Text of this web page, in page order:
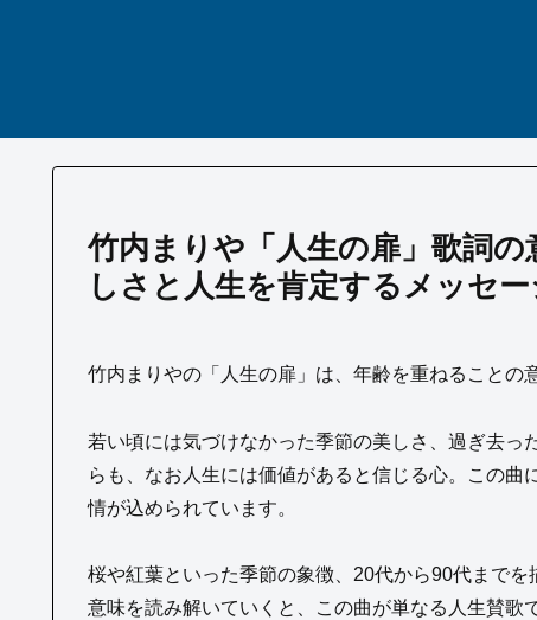
竹内まりや「人生の扉」歌詞
しさと人生を肯定するメッセー
竹内まりやの「人生の扉」は、年齢を重ねることの
若い頃には気づけなかった季節の美しさ、過ぎ去
らも、なお人生には価値があると信じる心。この
情が込められています。
桜や紅葉といった季節の象徴、20代から90代までを
意味を読み解いていくと、この曲が単なる人生賛